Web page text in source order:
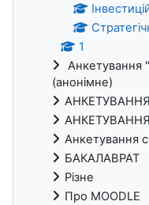
1
(анонімне)
АНКЕТУВАННЯ
АНКЕТУВАННЯ
Анкетування
БАКАЛАВРАТ
Різне
Про MOODLE